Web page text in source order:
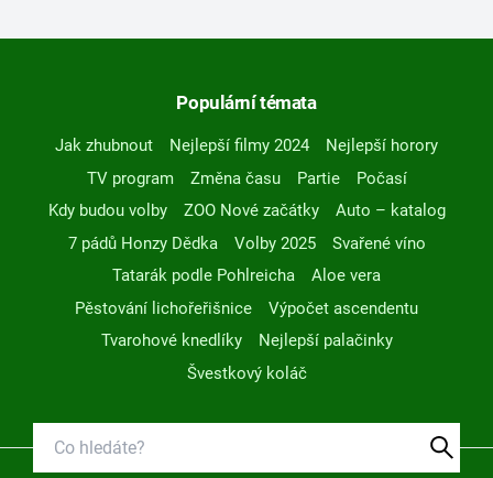
Populární témata
Jak zhubnout Nejlepší filmy 2024
Nejlepší horory
TV program
Změna času Partie
Počasí
Kdy budou volby
ZOO Nové začátky
Auto – katalog
7 pádů Honzy Dědka
Volby 2025
Svařené víno
Tatarák podle Pohlreicha
Aloe vera
Pěstování lichořeřišnice
Výpočet ascendentu
Tvarohové knedlíky
Nejlepší palačinky
Švestkový koláč